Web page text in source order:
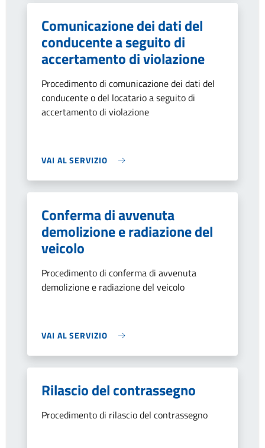
Comunicazione dei dati del
conducente a seguito di
accertamento di violazione
Procedimento di comunicazione dei dati del
conducente o del locatario a seguito di
accertamento di violazione
VAI AL SERVIZIO
Conferma di avvenuta
demolizione e radiazione del
veicolo
Procedimento di conferma di avvenuta
demolizione e radiazione del veicolo
VAI AL SERVIZIO
Rilascio del contrassegno
Procedimento di rilascio del contrassegno